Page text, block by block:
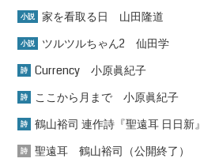
小説 家を看取る日 山田隆道
小説 ツルツルちゃん2 仙田学
詩 Currency 小原眞紀子
詩 ここから月まで 小原眞紀子
詩 鶴山裕司 連作詩『聖遠耳 日日新』
詩 聖遠耳 鶴山裕司（公開終了）